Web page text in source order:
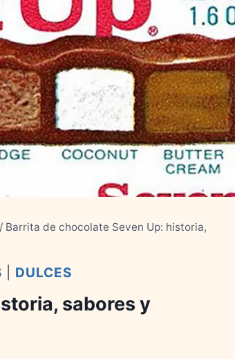
/ Barrita de chocolate Seven Up: historia,
DULCES
sabores y